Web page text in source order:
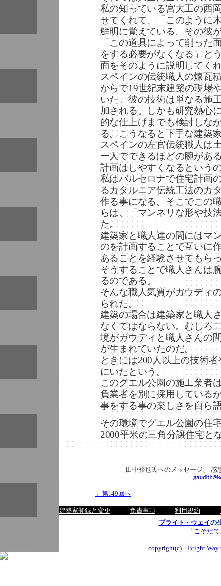
私の知っている宮大工の西
せてくれて、「このように
鮮明に覚えている。その彼
「この道具によって削った
をする必要がなくなる」と
面をそのように説明してく
スペインの伝統職人の煉瓦
からで19世紀末建築の現場
いた。彼の技術は単なる施
加される。しかも研究熱心
的な仕上げまでも検討しな
る。こうなると下手な建築
スペインの左官伝統職人は
一人でできるほどの腕があ
計画はしやすくなるという
私はバルセロナで住宅計画
るカタルニア伝統工法のカ
作る事になる。そこでこの
らは、「マンネリな形や技
た。
建築家と職人達の間にはマ
のを計画することで互いに
あることを経験させてもら
そうすることで職人さんは
るのである。
そんな職人気質がガウディ
られた。
建築の場合は建築家と職人
なくてはならない。むしろ
境がガウディと職人さんの
が生まれていたのだ。
ときには200人以上の技術
にいたという。
このグエル公園の施工業者
負業者を別に採用している
事をする事の楽しさを自ら
その環境でグエル公園の住
2000平米の三角分譲住宅と
田中裕也氏へのメッセージ、 感
←第149回へ
建築家登録と変更 免責事項 利用規約
ブライト・ウェイの
「 こそだて
copyright(c) Bright Way